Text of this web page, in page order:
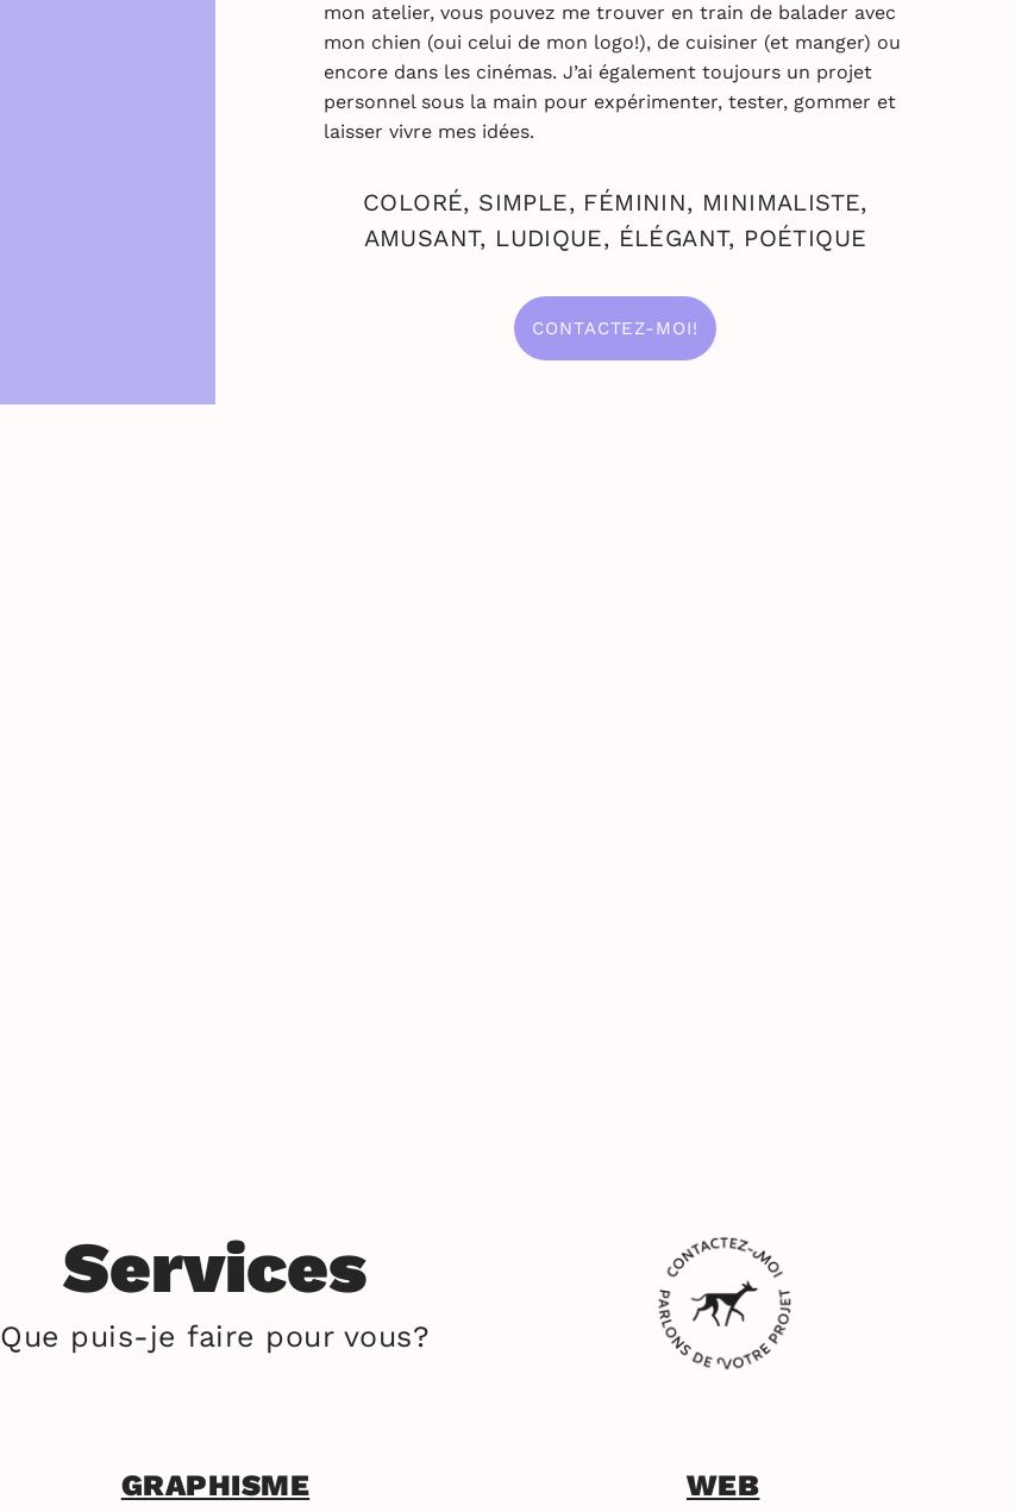
mon atelier, vous pouvez me trouver en train de balader avec
mon chien (oui celui de mon logo!), de cuisiner (et manger) ou
encore dans les cinémas. J’ai également toujours un projet
personnel sous la main pour expérimenter, tester, gommer et
laisser vivre mes idées.
COLORÉ, SIMPLE, FÉMININ, MINIMALISTE,
AMUSANT, LUDIQUE, ÉLÉGANT, POÉTIQUE
CONTACTEZ-MOI!
Services
Que puis-je faire pour vous?
GRAPHISME WEB